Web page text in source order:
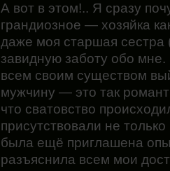
А вот в этом!.. Я сразу
грандиозное — хозяйка
даже моя старшая сестра
завидную заботу обо
всем своим существом
мужчину — это так
что сватовство
присутствовали не
была ещё приглашена
разъяснила всем мои